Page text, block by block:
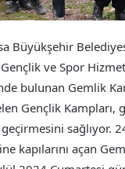
Büyükşehir
ve Spor
bulunan Gemlik
Gençlik Kampları,
sağlıyor.
kapılarını açan